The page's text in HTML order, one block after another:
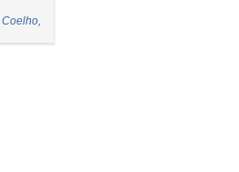
Coelho,